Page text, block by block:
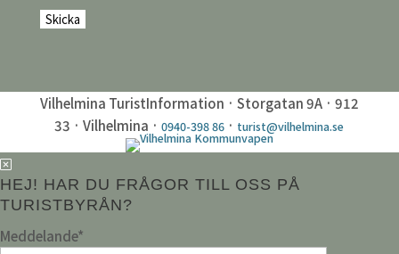
Vilhelmina TuristInformation · Storgatan 9A · 912
33 · Vilhelmina ·0940-398 86 · turist@vilhelmina.se
HEJ! HAR DU FRÅGOR TILL OSS PÅ
TURISTBYRÅN?
Meddelande*